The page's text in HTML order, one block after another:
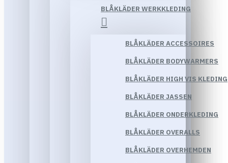
BLÅKLÄDER WERKKLEDING
BLÅKLÄDER ACCESSOIRES
BLÅKLÄDER BODYWARMERS
BLÅKLÄDER HIGH VIS KLEDING
BLÅKLÄDER JASSEN
BLÅKLÄDER ONDERKLEDING
BLÅKLÄDER OVERALLS
BLÅKLÄDER OVERHEMDEN